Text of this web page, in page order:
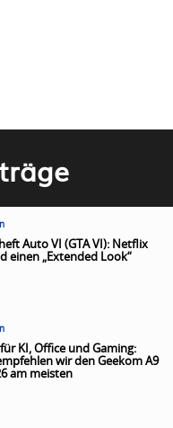
Auto VI (GTA VI): Netflix
einen „Extended Look“
für KI, Office und Gaming:
wir den Geekom A9
am meisten